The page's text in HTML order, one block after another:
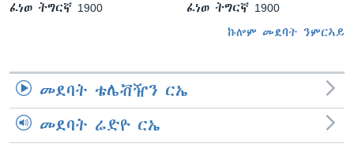
ፈነወ ትግርኛ 1900 ፈነወ ትግርኛ 1900
ኩሎም መደባት ንምርኣይ
መደባት ቴሌቭዥን ርኤ
መደባት ሬድዮ ርኤ